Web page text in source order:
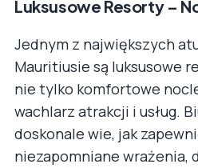
Luksusowe Resorty –
Jednym z największych
Mauritiusie są luksusowe
nie tylko komfortowe
wachlarz atrakcji i usług.
doskonale wie, jak
niezapomniane wrażenia,